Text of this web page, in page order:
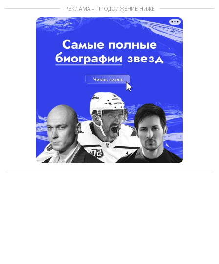
РЕКЛАМА – ПРОДОЛЖЕНИЕ НИЖЕ